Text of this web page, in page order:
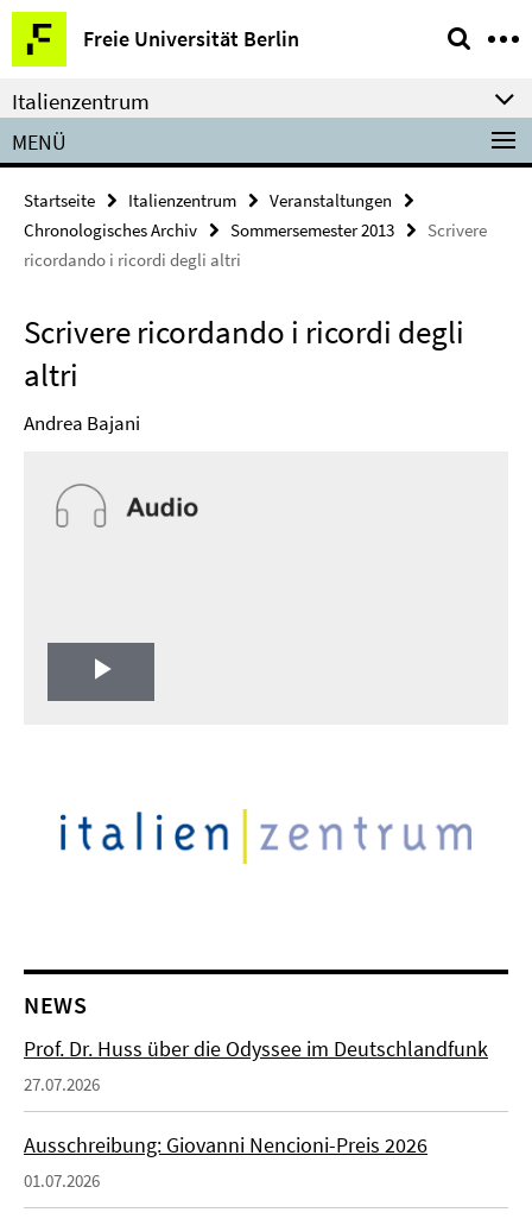
Springe
direkt
zu
Inhalt
Freie Universität Berlin
Service-
Navigation
Italienzentrum
MENÜ
Startseite Italienzentrum
Veranstaltungen
Chronologisches Archiv
Sommersemester 2013
Scrivere
ricordando i ricordi degli altri
Scrivere ricordando i ricordi degli
altri
Andrea Bajani
Play
NEWS
Prof. Dr. Huss über die Odyssee im Deutschlandfunk
27.07.2026
Ausschreibung: Giovanni Nencioni-Preis 2026
01.07.2026